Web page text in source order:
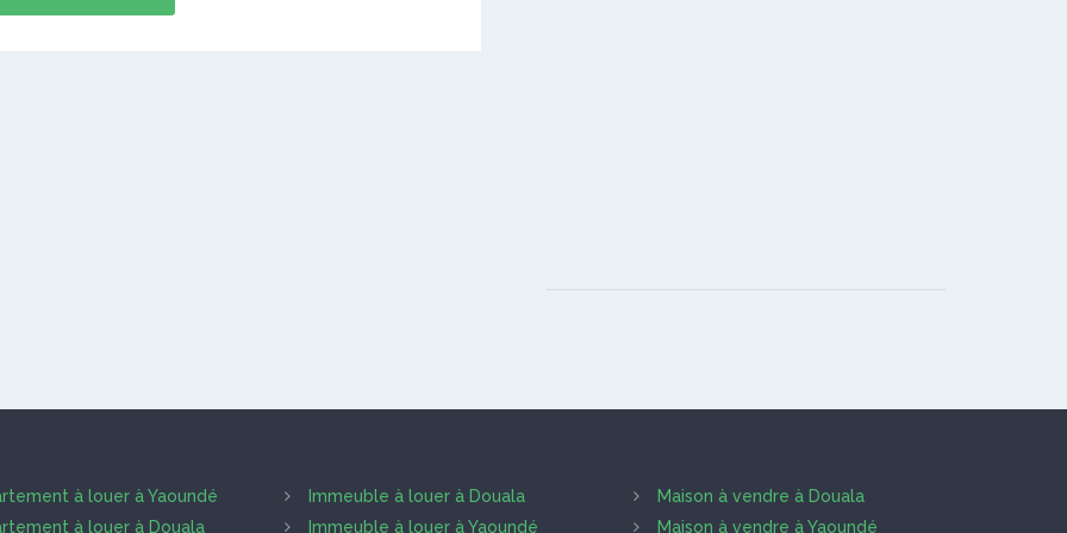
à louer à Yaoundé
à louer à Douala
Immeuble à louer à Douala
Immeuble à louer à Yaoundé
Maison à vendre à Douala
Maison à vendre à Yaoundé